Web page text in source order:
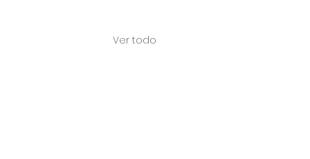
Ver todo